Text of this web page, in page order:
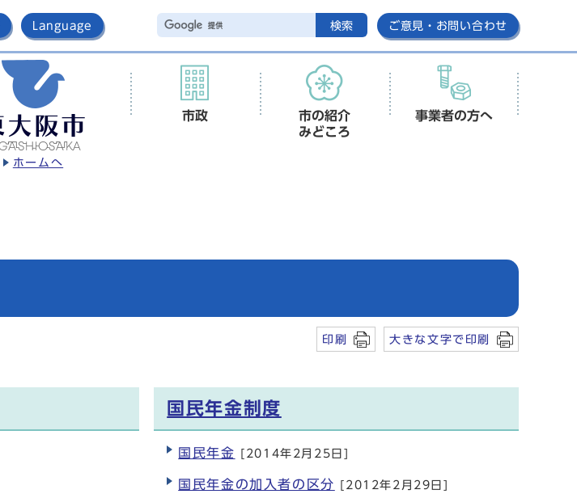
Language 検索 ご意見・お問い合わせ
ホームへ
市政
市の紹介
みどころ
事業者の方へ
印刷 大きな文字で印刷
国民年金制度
国民年金 [2014年2月25日]
国民年金の加入者の区分 [2012年2月29日]